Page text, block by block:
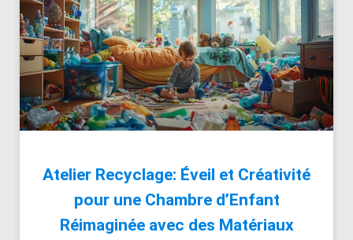
Atelier Recyclage: Éveil et Créativité
pour une Chambre d’Enfant
Réimaginée avec des Matériaux